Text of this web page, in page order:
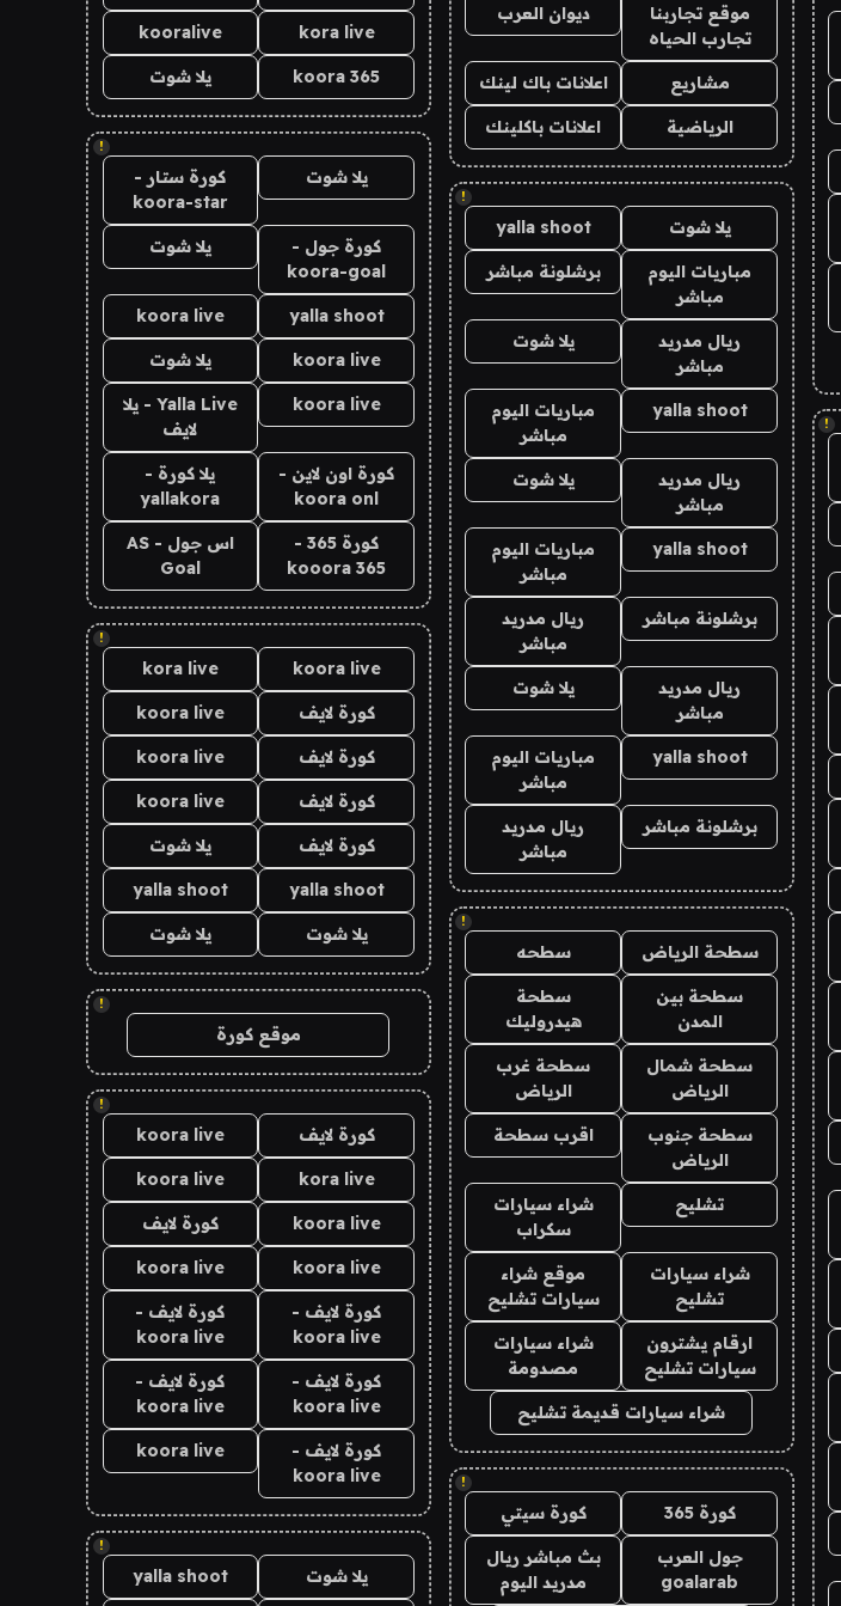
!
موقع تجاربنا
تجارب الحياه
ديوان العرب
مشاريع اعلانات باك لينك
الرياضية اعلانات باكلينك
!
يلا شوت yalla shoot
مباريات اليوم
مباشر
برشلونة مباشر
ريال مدريد
مباشر
يلا شوت
yalla shoot
مباريات اليوم
مباشر
ريال مدريد
مباشر
يلا شوت
yalla shoot
مباريات اليوم
مباشر
برشلونة مباشر
ريال مدريد
مباشر
ريال مدريد
مباشر
يلا شوت
yalla shoot
مباريات اليوم
مباشر
برشلونة مباشر
ريال مدريد
مباشر
!
سطحة الرياض سطحه
سطحة بين
المدن
سطحة
هيدروليك
سطحة شمال
الرياض
سطحة غرب
الرياض
سطحة جنوب
الرياض
اقرب سطحة
تشليح
شراء سيارات
سكراب
شراء سيارات
تشليح
موقع شراء
سيارات تشليح
ارقام يشترون
سيارات تشليح
شراء سيارات
مصدومة
شراء سيارات قديمة تشليح
!
كورة 365 كورة سيتي
جول العرب
goalarab
بث مباشر ريال
مدريد اليوم
kora live
kooralive
koora 365 يلا شوت
!
يلا شوت
كورة ستار -
koora-star
كورة جول -
koora-goal
يلا شوت
yalla shoot
koora live
koora live يلا شوت
koora live
Yalla Live - يلا
لايف
كورة اون لاين -
koora onl
يلا كورة -
yallakora
كورة 365 -
kooora 365
اس جول - AS
Goal
!
koora live
kora live
كورة لايف koora live
كورة لايف koora live
كورة لايف koora live
كورة لايف يلا شوت
yalla shoot
yalla shoot
يلا شوت يلا شوت
!
موقع كورة
!
كورة لايف koora live
kora live
koora live
koora live كورة لايف
koora live
koora live
كورة لايف -
koora live
كورة لايف -
koora live
كورة لايف -
koora live
كورة لايف -
koora live
كورة لايف -
koora live
koora live
!
يلا شوت yalla shoot